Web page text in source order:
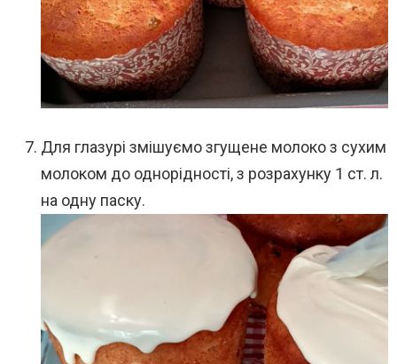
Для глазурі змішуємо згущене молоко з сухим
молоком до однорідності, з розрахунку 1 ст. л.
на одну паску.